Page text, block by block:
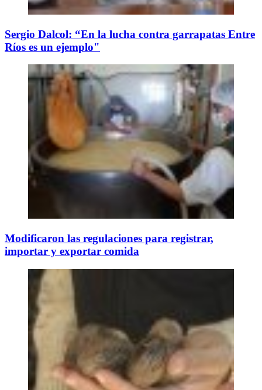
Sergio Dalcol: “En la lucha contra garrapatas Entre
Ríos es un ejemplo"
Modificaron las regulaciones para registrar,
importar y exportar comida